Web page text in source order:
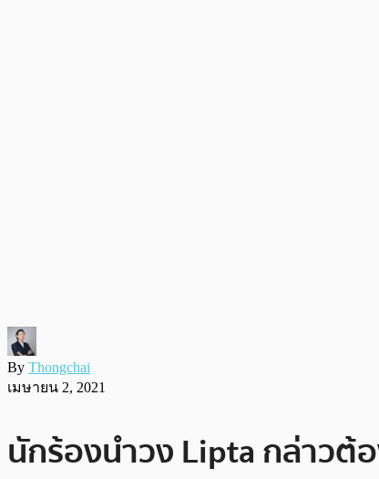
By Thongchai
เมษายน 2, 2021
นักร้องนำวง Lipta กล่าวต้อ